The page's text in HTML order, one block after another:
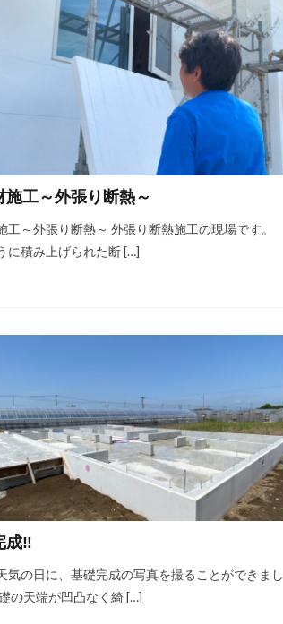
施工～外張り断熱～
工～外張り断熱～ 外張り断熱施工の現場です。
に積み上げられた断 […]
成‼
気の日に、基礎完成の写真を撮ることができまし
の天端が凹凸なく綺 […]